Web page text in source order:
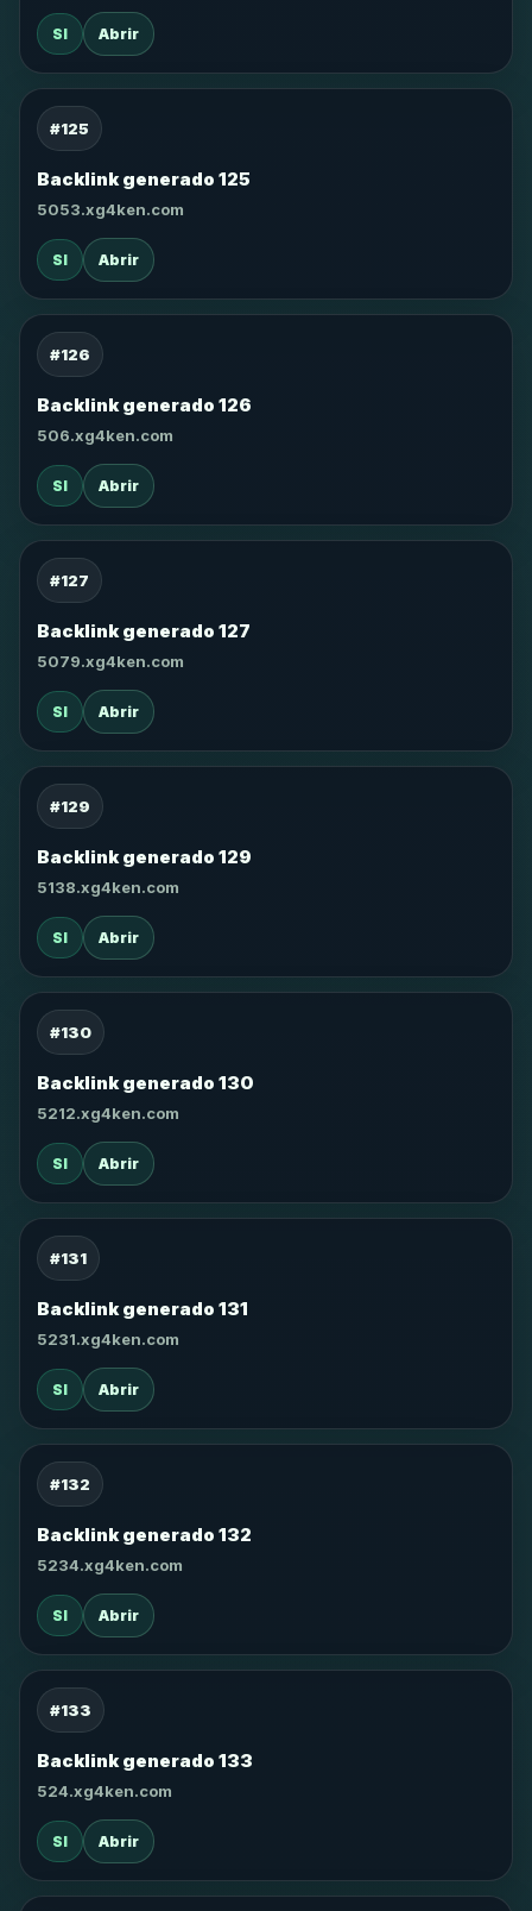
SI Abrir
#125
Backlink generado 125
5053.xg4ken.com
SI Abrir
#126
Backlink generado 126
506.xg4ken.com
SI Abrir
#127
Backlink generado 127
5079.xg4ken.com
SI Abrir
#129
Backlink generado 129
5138.xg4ken.com
SI Abrir
#130
Backlink generado 130
5212.xg4ken.com
SI Abrir
#131
Backlink generado 131
5231.xg4ken.com
SI Abrir
#132
Backlink generado 132
5234.xg4ken.com
SI Abrir
#133
Backlink generado 133
524.xg4ken.com
SI Abrir